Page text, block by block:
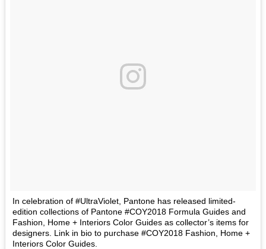
In celebration of #UltraViolet, Pantone has released limited-
edition collections of Pantone #COY2018 Formula Guides and
Fashion, Home + Interiors Color Guides as collector’s items for
designers. Link in bio to purchase #COY2018 Fashion, Home +
Interiors Color Guides.